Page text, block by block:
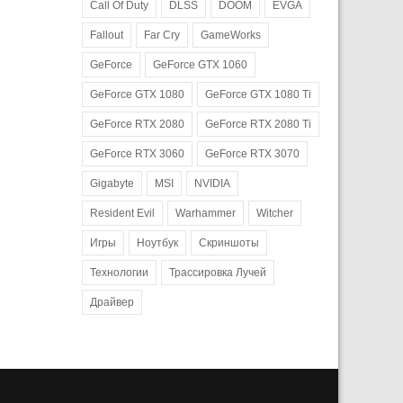
Call Of Duty DLSS DOOM EVGA
Fallout Far Cry GameWorks
GeForce GeForce GTX 1060
GeForce GTX 1080 GeForce GTX 1080 Ti
GeForce RTX 2080 GeForce RTX 2080 Ti
GeForce RTX 3060 GeForce RTX 3070
Gigabyte MSI NVIDIA
Resident Evil Warhammer Witcher
Игры Ноутбук Скриншоты
Технологии Трассировка Лучей
Драйвер